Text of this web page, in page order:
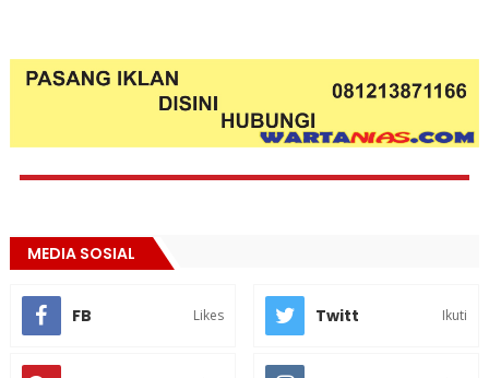
MEDIA SOSIAL
FB Likes Twitt Ikuti